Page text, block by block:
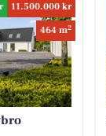
11.500.000 kr
464 m2